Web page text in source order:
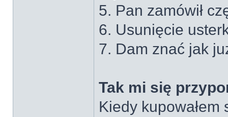
5. Pan zamówił
6. Usunięcie
7. Dam znać jak
Tak mi się
Kiedy